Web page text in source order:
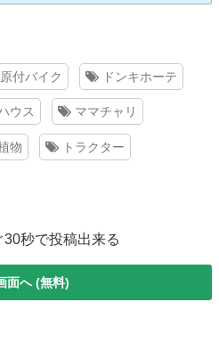
原付バイク ドンキホーテ
ウス ママチャリ
物 トラクター
秒で投稿出来る
面へ (無料)